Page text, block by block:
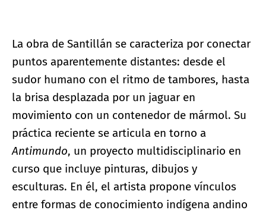
La obra de Santillán se caracteriza por conectar
puntos aparentemente distantes: desde el
sudor humano con el ritmo de tambores, hasta
la brisa desplazada por un jaguar en
movimiento con un contenedor de mármol. Su
práctica reciente se articula en torno a
Antimundo, un proyecto multidisciplinario en
curso que incluye pinturas, dibujos y
esculturas. En él, el artista propone vínculos
entre formas de conocimiento indígena andino